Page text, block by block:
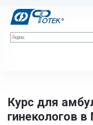
Курс для
гинекологов